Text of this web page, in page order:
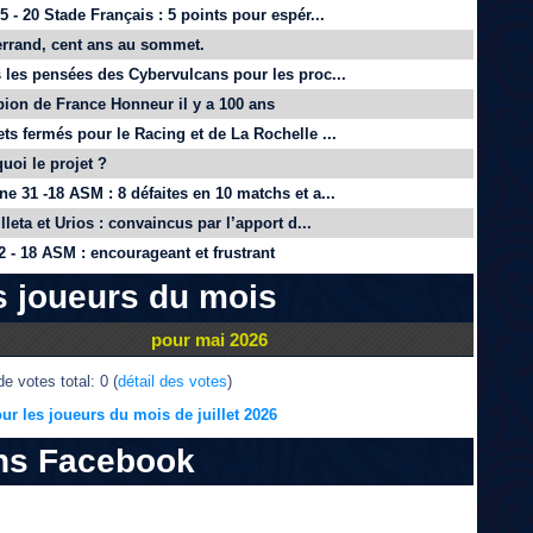
- 20 Stade Français : 5 points pour espér...
cent ans au sommet.
les pensées des Cybervulcans pour les proc...
de France Honneur il y a 100 ans
fermés pour le Racing et de La Rochelle ...
le projet ?
31 -18 ASM : 8 défaites en 10 matchs et a...
et Urios : convaincus par l’apport d...
- 18 ASM : encourageant et frustrant
joueurs du mois
pour mai 2026
votes total: 0 (détail des votes)
les joueurs du mois de juillet 2026
Facebook